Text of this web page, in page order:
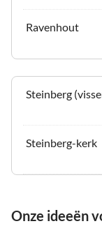
Ravenhout
Steinberg
Steinberg-kerk
Onze ideeën